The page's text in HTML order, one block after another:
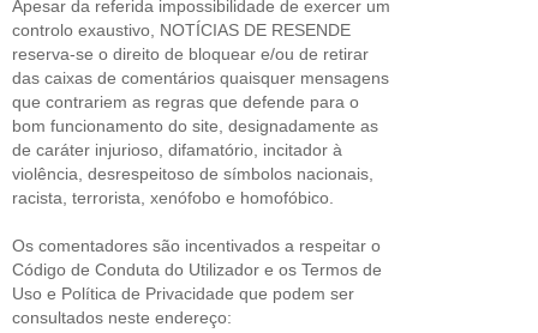
Apesar da referida impossibilidade de exercer um
controlo exaustivo, NOTÍCIAS DE RESENDE
reserva-se o direito de bloquear e/ou de retirar
das caixas de comentários quaisquer mensagens
que contrariem as regras que defende para o
bom funcionamento do site, designadamente as
de caráter injurioso, difamatório, incitador à
violência, desrespeitoso de símbolos nacionais,
racista, terrorista, xenófobo e homofóbico.
Os comentadores são incentivados a respeitar o
Código de Conduta do Utilizador e os Termos de
Uso e Política de Privacidade que podem ser
consultados neste endereço: